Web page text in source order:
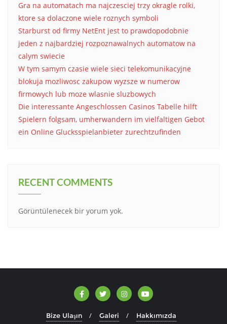
Gra na automatach ma najczesciej trzy okragle rolki,
ktore sa dolaczone wiele roznych symboli
Starburst od firmy NetEnt jest to prawdopodobnie
jeden z najbardziej rozpoznawalnych automatow na
calym swiecie
W tym samym czasie wiele sieci telekomunikacyjne
blokuja mozliwosc zakupow wyzsze w numerow
firmowych lub moze wlasnie sluzbowych
Die interessante Angeschlossen Casinos Tabelle hilft
Spielern folgsam, umherwandern im vielfaltigen Gebot
ein Online Glucksspielanbieter zurechtzufinden
RECENT COMMENTS
Görüntülenecek bir yorum yok.
Bize Ulaşın Galeri Hakkımızda